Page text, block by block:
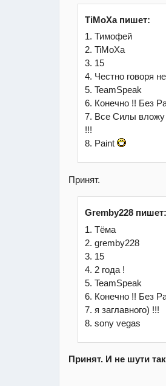
TiMoXa пишет:
1. Тимофей
2. TiMoXa
3. 15
4. Честно говоря
5. TeamSpeak
6. Конечно !! Без
7. Все Силы
!!!
8. Paint
Принят.
Gremby228
1. Тёма
2. gremby228
3. 15
4. 2 года !
5. TeamSpeak
6. Конечно !! Без
7. я заглавного) !!!
8. sony vegas
Принят. И не шути